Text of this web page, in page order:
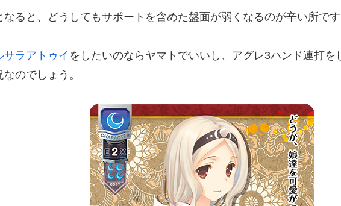
ると、どうしてもサポートを含めた盤面が弱くなるのが辛い所です
サラ アトゥイ をしたいのならヤマトでいいし、アグレ3ハンド連打
のでしょう。